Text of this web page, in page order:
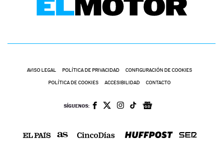
AVISO LEGAL POLÍTICA DE PRIVACIDAD CONFIGURACIÓN DE COOKIES
POLÍTICA DE COOKIES ACCESIBILIDAD CONTACTO
SÍGUENOS: